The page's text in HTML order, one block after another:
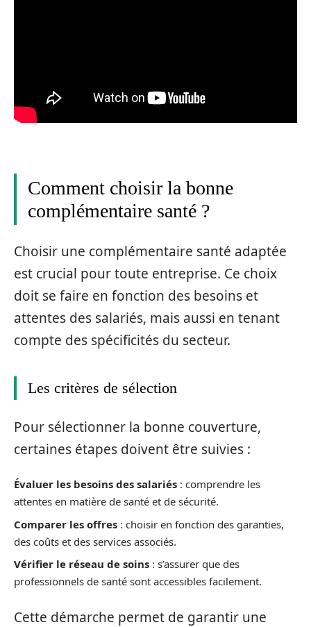
Comment choisir la bonne
complémentaire santé ?
Choisir une complémentaire santé adaptée
est crucial pour toute entreprise. Ce choix
doit se faire en fonction des besoins et
attentes des salariés, mais aussi en tenant
compte des spécificités du secteur.
Les critères de sélection
Pour sélectionner la bonne couverture,
certaines étapes doivent être suivies :
Évaluer les besoins des salariés : comprendre les
attentes en matière de santé et de sécurité.
Comparer les offres : choisir en fonction des garanties,
des coûts et des services associés.
Vérifier le réseau de soins : s’assurer que des
professionnels de santé sont accessibles facilement.
Cette démarche permet de garantir une